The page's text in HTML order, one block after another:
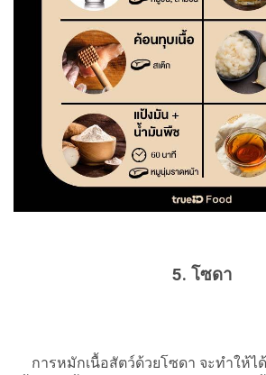
5. โซดา
การหมักเนื้อสัตว์ด้วยโซดา จะทําให้ไ